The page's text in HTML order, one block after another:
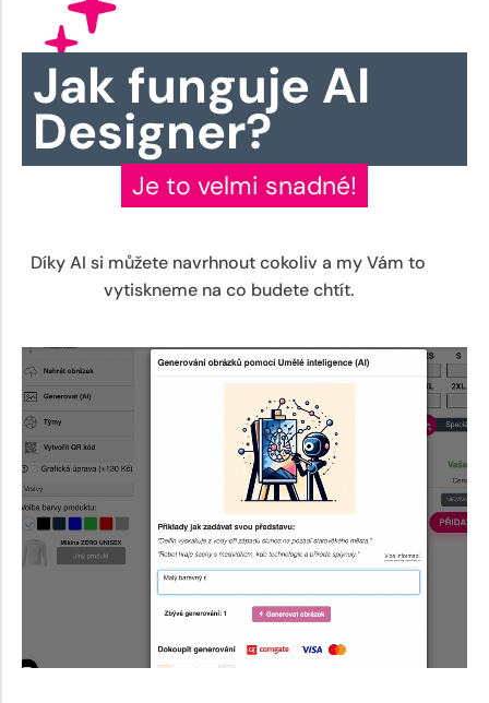
Jak funguje AI
Designer?
Je to velmi snadné!
Díky AI si můžete navrhnout cokoliv a my Vám to
vytiskneme na co budete chtít.